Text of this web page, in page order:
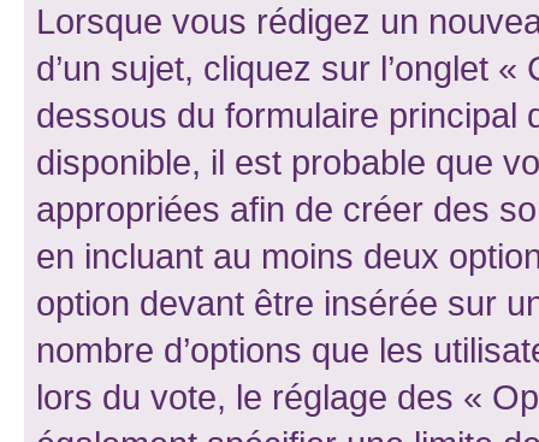
Lorsque vous rédigez un
d’un sujet, cliquez sur l’onglet
dessous du formulaire principal
disponible, il est probable que
appropriées afin de créer des
en incluant au moins deux
option devant être insérée sur
nombre d’options que les
lors du vote, le réglage des «